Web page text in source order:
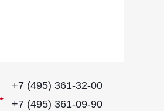
+7 (495) 361-32-00
+7 (495) 361-09-90